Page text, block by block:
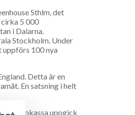
Sthlm, det
5 000
i Dalarna.
Stockholm. Under
uppförs 100 nya
Detta är en
En satsning i helt
nettokassa uppgick